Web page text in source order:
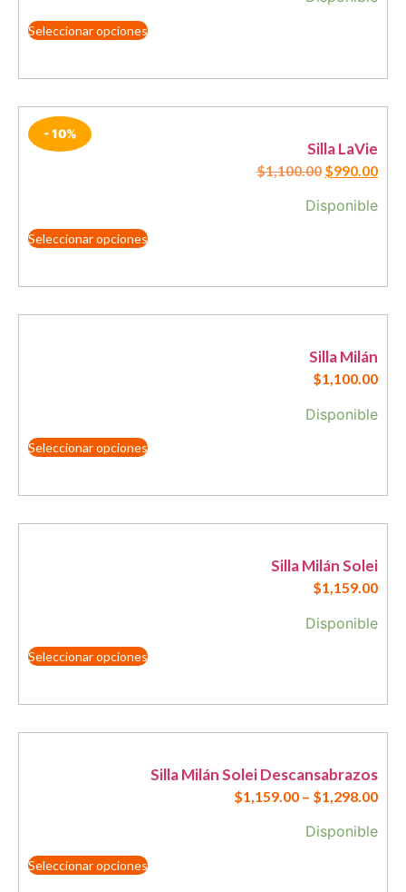
Seleccionar opciones
- 10%
Silla LaVie
$1,100.00 $990.00
Disponible
Seleccionar opciones
Silla Milán
$1,100.00
Disponible
Seleccionar opciones
Silla Milán Solei
$1,159.00
Disponible
Seleccionar opciones
Silla Milán Solei Descansabrazos
$1,159.00 – $1,298.00
Disponible
Seleccionar opciones